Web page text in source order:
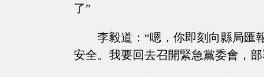
了”
李毅道：“嗯，你即刻向縣局匯
安全。我要回去召開緊急黨委會，